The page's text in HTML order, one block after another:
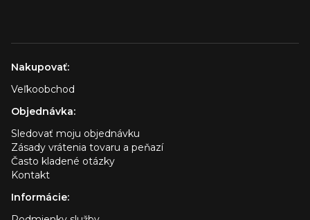
Nakupovať:
Veľkoobchod
Objednávka:
Sledovať moju objednávku
Zásady vrátenia tovaru a peňazí
Často kladené otázky
Kontakt
Informácie: